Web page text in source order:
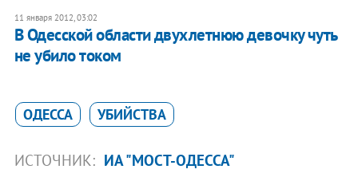
11 января 2012, 03:02
В Одесской области двухлетнюю девочку чуть
не убило током
ОДЕССА УБИЙСТВА
ИСТОЧНИК: ИА "МОСТ-ОДЕССА"